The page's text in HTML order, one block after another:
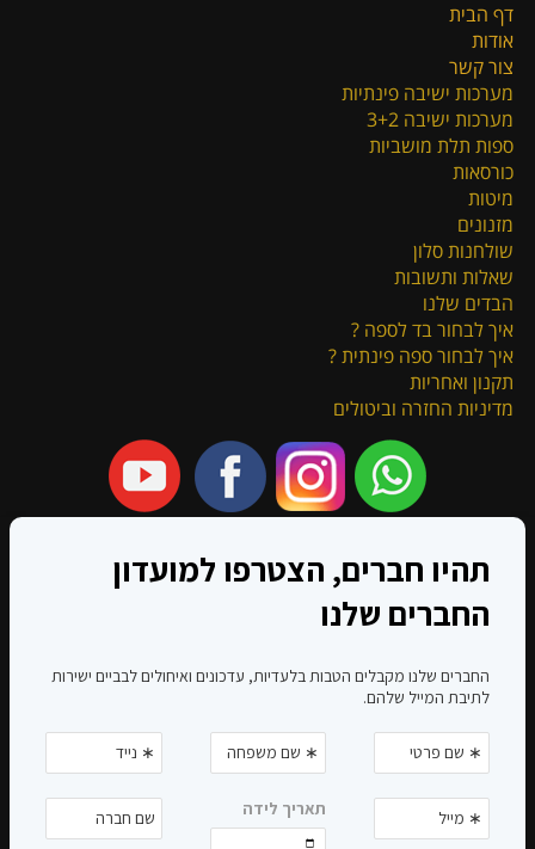
דף הבית
אודות
צור קשר
מערכות ישיבה פינתיות
מערכות ישיבה 3+2
ספות תלת מושביות
כורסאות
מיטות
מזנונים
שולחנות סלון
שאלות ותשובות
הבדים שלנו
איך לבחור בד לספה ?
איך לבחור ספה פינתית ?
תקנון ואחריות
מדיניות החזרה וביטולים